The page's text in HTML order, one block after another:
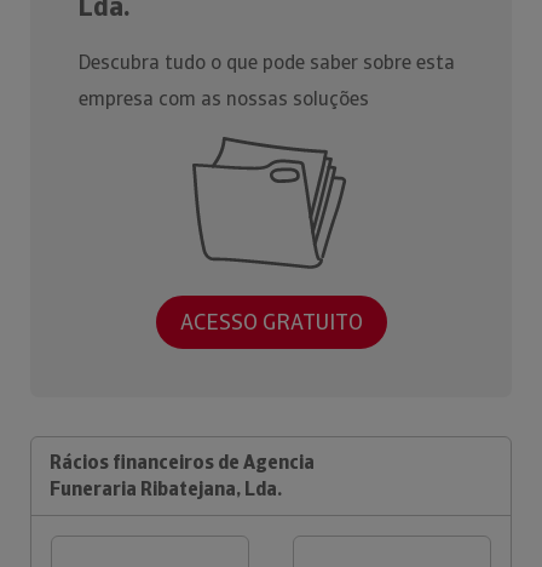
Descubra tudo o que pode saber sobre esta
empresa com as nossas soluções
ACESSO GRATUITO
Rácios financeiros de Agencia
Funeraria Ribatejana, Lda.